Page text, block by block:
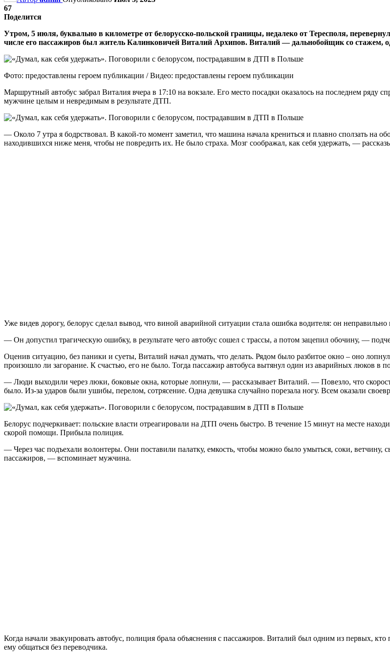
67
Поделится
Утром, 5 июля, буквально в километре от белорусско-польской границы, недалеко от Тересполя,
числе его пассажиров был житель Калинковичей Виталий Архипов. Виталий — дальнобойщик со стажем,
Фото: предоставлены героем публикации / Видео: предоставлены героем публикации
Маршрутный автобус забрал Виталия вчера в 17:10 на вокзале. Его место посадки оказалось на последнем ряду
мужчине целым и невредимым в результате ДТП.
— Около 7 утра я бодрствовал. В какой-то момент заметил, что машина начала крениться и плавно сползать на
находившихся ниже меня, чтобы не повредить их. Не было страха. Мозг соображал, как себя удержать, —
Уже видев дорогу, белорус сделал вывод, что виной аварийной ситуации стала ошибка водителя: он
— Он допустил трагическую ошибку, в результате чего автобус сошел с трассы, а потом зацепил обочину, —
Оценив ситуацию, без паники и суеты, Виталий начал думать, что делать. Рядом было разбитое окно – оно
произошло ли загорание. К счастью, его не было. Тогда пассажир автобуса вытянул один из аварийных люков в
— Люди выходили через люки, боковые окна, которые лопнули, — рассказывает Виталий. — Повезло, что
было. Из-за ударов были ушибы, перелом, сотрясение. Одна девушка случайно порезала ногу. Всем оказали
Белорус подчеркивает: польские власти отреагировали на ДТП очень быстро. В течение 15 минут на месте
скорой помощи. Прибыла полиция.
— Через час подъехали волонтеры. Они поставили палатку, емкость, чтобы можно было умыться, соки, ветчину,
пассажиров, — вспоминает мужчина.
Когда начали эвакуировать автобус, полиция брала объяснения с пассажиров. Виталий был одним из первых, кто
ему общаться без переводчика.